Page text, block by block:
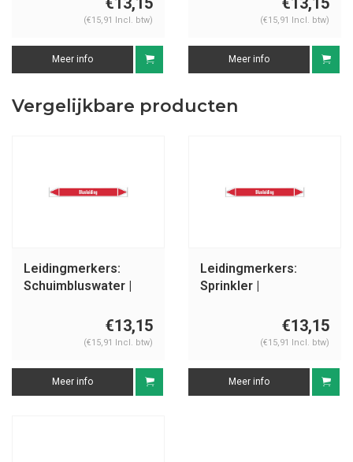
(€15,91 Incl. btw)
Meer info
(€15,91 Incl. btw)
Meer info
Vergelijkbare producten
Leidingmerkers:
Schuimbluswater |
€13,15
(€15,91 Incl. btw)
Meer info
Leidingmerkers:
Sprinkler |
€13,15
(€15,91 Incl. btw)
Meer info